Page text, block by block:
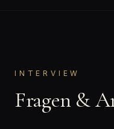
INTERVIEW
Fragen &